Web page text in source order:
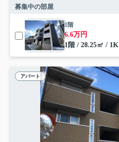
募集中の部屋
1階
6.6万円
1階 / 28.25㎡ / 1K
アパート